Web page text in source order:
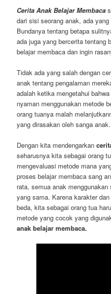
Cerita Anak Belajar Membaca
dari sisi seorang anak, ada
Bundanya tentang betapa
ada juga yang bercerita tentang
belajar membaca dan ingin
Tidak ada yang salah dengan
anak tentang pengalaman
adalah ketika mengetahui
nyaman menggunakan metode
orang tuanya malah
yang dirasakan oleh sanga anak.
Dengan kita mendengarkan
seharusnya kita sebagai orang
mengevaluasi metode mana
proses belajar membaca sang
rata, semua anak
yang sama. Karena karakter
beda, kita sebagai orang tua
metode yang cocok yang
anak belajar membaca.